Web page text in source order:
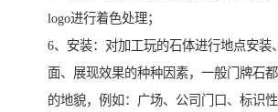
logo进行着色处理；
6、安装：对加工玩的石体进行地点安装
面、展现效果的种种因素，一般门牌石
的地貌，例如：广场、公司门口、标识